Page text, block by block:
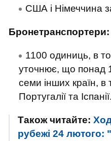
США і Німеччина
Бронетранспортери:
1100 одиниць, в
уточнює, що понад
семи інших країн, в
Португалії та Іспанії.
Також читайте:
рубежі 24 лютого: